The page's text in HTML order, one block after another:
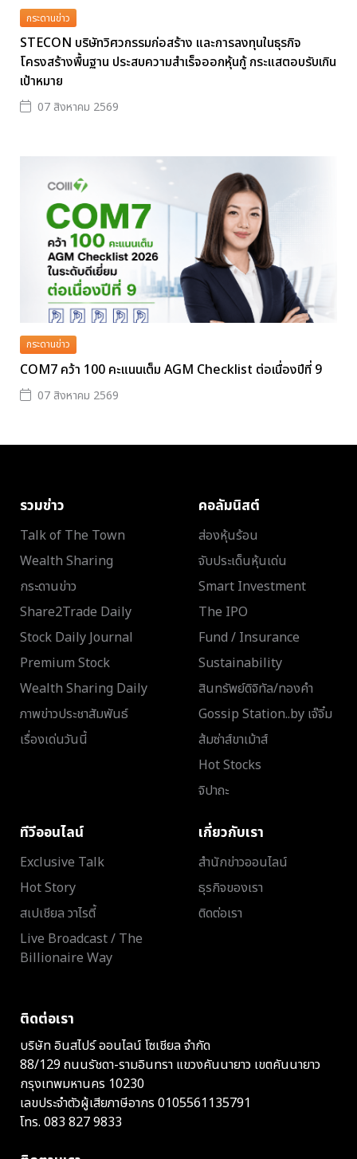
กระดานข่าว
STECON บริษัทวิศวกรรมก่อสร้าง และการลงทุนในธุรกิจ
โครงสร้างพื้นฐาน ประสบความสำเร็จออกหุ้นกู้ กระแสตอบรับเกิน
เป้าหมาย
07 สิงหาคม 2569
กระดานข่าว
COM7 คว้า 100 คะแนนเต็ม AGM Checklist ต่อเนื่องปีที่ 9
07 สิงหาคม 2569
รวมข่าว
Talk of The Town
Wealth Sharing
กระดานข่าว
Share2Trade Daily
Stock Daily Journal
Premium Stock
Wealth Sharing Daily
ภาพข่าวประชาสัมพันธ์
เรื่องเด่นวันนี้
คอลัมนิสต์
ส่องหุ้นร้อน
จับประเด็นหุ้นเด่น
Smart Investment
The IPO
Fund / Insurance
Sustainability
สินทรัพย์ดิจิทัล/ทองคำ
Gossip Station..by เจ๊จิ๋ม
ส้มซ่าส์ขาเม้าส์
Hot Stocks
จิปาถะ
ทีวีออนไลน์
Exclusive Talk
Hot Story
สเปเชียล วาไรตี้
Live Broadcast / The
Billionaire Way
เกี่ยวกับเรา
สำนักข่าวออนไลน์
ธุรกิจของเรา
ติดต่อเรา
ติดต่อเรา
บริษัท อินสไปร์ ออนไลน์ โซเชียล จำกัด
88/129 ถนนรัชดา-รามอินทรา แขวงคันนายาว เขตคันนายาว
กรุงเทพมหานคร 10230
เลขประจำตัวผู้เสียภาษีอากร 0105561135791
โทร. 083 827 9833